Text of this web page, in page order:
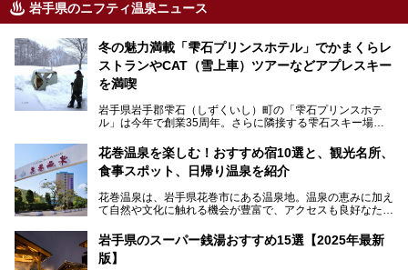
岩手県のニフティ温泉ニュース
冬の魅力満載「雫石プリンスホテル」でかまくらレ
ストランやCAT（雪上車）ツアーなどアプレスキー
を満喫
岩手県岩手郡雫石（しずくいし）町の「雫石プリンスホテ
ル」は今年で創業35周年。さらに隣接する雫石スキー場は
の後"）の充実をはかり、テーマをSNOW（雪）＋NOVA
（新星）で「SNØVA（スノーヴァ）」としました！
喫できるパウダースノーの雫石。というわけで、「雫石プリ
ンスホテル」にお出かけして楽しめるアクティビティや温泉
───
提供元：株式会社西武・プリンスホテルズワールドワイド
花巻温泉を楽しむ！おすすめ宿10選と、観光名所、
食事スポット、日帰り温泉を紹介
花巻温泉は、岩手県花巻市にある温泉地。温泉の恵みに加え
て自然や文化に触れる機会が豊富で、アクセスも良好なた
この記事では、花巻温泉の魅力、おすすめの宿・注目すべき
観光スポット・味わい深い食事処・気軽に立ち寄れる日帰り
岩手県のスーパー銭湯おすすめ15選【2025年最新
版】